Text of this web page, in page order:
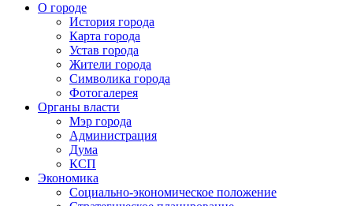
О городе
История города
Карта города
Устав города
Жители города
Символика города
Фотогалерея
Органы власти
Мэр города
Администрация
Дума
КСП
Экономика
Социально-экономическое положение